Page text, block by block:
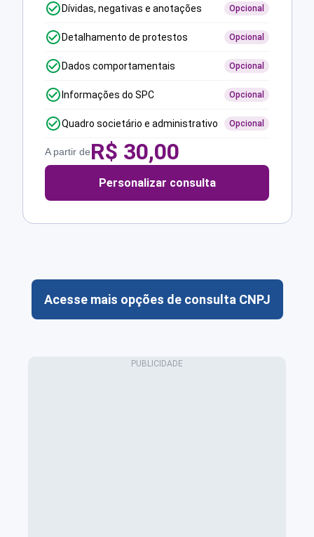
Dívidas, negativas e anotações Opcional
Detalhamento de protestos Opcional
Dados comportamentais Opcional
Informações do SPC Opcional
Quadro societário e administrativo Opcional
A partir deR$ 30,00
Personalizar consulta
Acesse mais opções de consulta CNPJ